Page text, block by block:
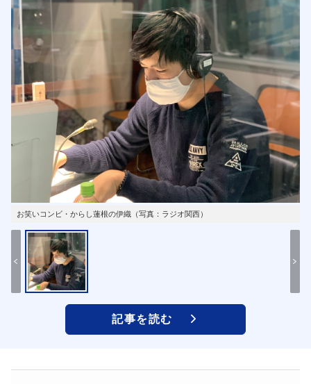
お笑いコンビ・からし蓮根の伊織（写真：ラジオ関西）
記事を読む